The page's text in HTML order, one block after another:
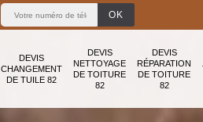
DEVIS
CHANGEMENT
DE TUILE 82
DEVIS
NETTOYAGE
DE TOITURE
82
DEVIS
RÉPARATION
DE TOITURE
82